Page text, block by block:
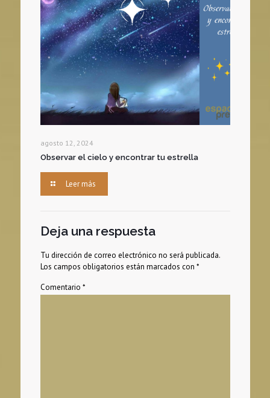
agosto 12, 2024
Observar el cielo y encontrar tu estrella
Leer más
Deja una respuesta
Tu dirección de correo electrónico no será publicada.
Los campos obligatorios están marcados con *
Comentario *